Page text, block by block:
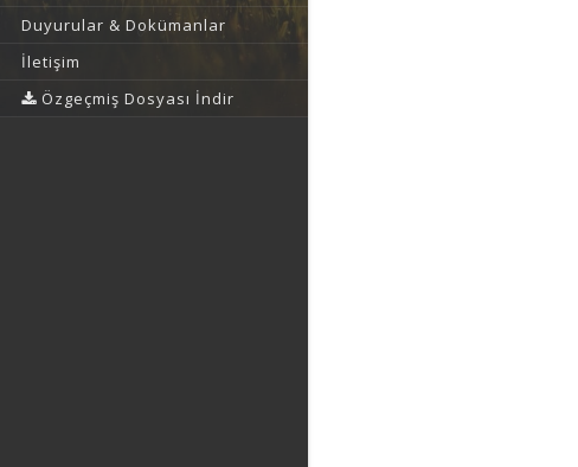
Duyurular & Dokümanlar
İletişim
Özgeçmiş Dosyası İndir